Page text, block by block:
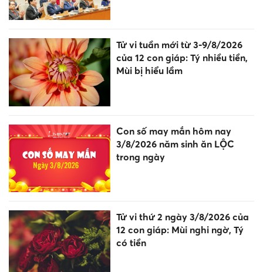
Tử vi tuần mới từ 3-9/8/2026
của 12 con giáp: Tý nhiều tiền,
Mùi bị hiểu lầm
Con số may mắn hôm nay
3/8/2026 năm sinh ăn LỘC
trong ngày
Tử vi thứ 2 ngày 3/8/2026 của
12 con giáp: Mùi nghi ngờ, Tý
có tiền